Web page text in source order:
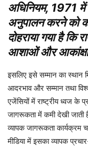
अधिनियम, 1971 में
अनुपालन करने को
दोहराया गया है कि
आशाओं और
इसलिए इसे सम्मान का स्थान
आदरभाव और सम्मान तथा
एजेंसियों में राष्ट्रीय ध्वज के
जागरूकता में कमी देखी जाती
व्यापक जागरूकता कार्यक्रम
मीडिया में इसका व्यापक